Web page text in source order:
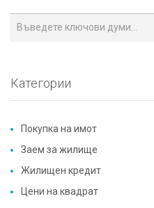
Категории
Покупка на имот
Заем за жилище
Жилищен кредит
Цени на квадрат